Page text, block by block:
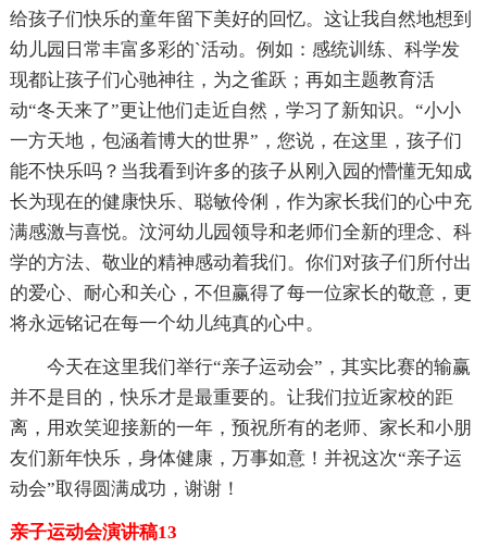
给孩子们快乐的童年留下美好的回忆。这让我自然地想到
幼儿园日常丰富多彩的`活动。例如：感统训练、科学发
现都让孩子们心驰神往，为之雀跃；再如主题教育活
动“冬天来了”更让他们走近自然，学习了新知识。“小小
一方天地，包涵着博大的世界”，您说，在这里，孩子们
能不快乐吗？当我看到许多的孩子从刚入园的懵懂无知成
长为现在的健康快乐、聪敏伶俐，作为家长我们的心中充
满感激与喜悦。汶河幼儿园领导和老师们全新的理念、科
学的方法、敬业的精神感动着我们。你们对孩子们所付出
的爱心、耐心和关心，不但赢得了每一位家长的敬意，更
将永远铭记在每一个幼儿纯真的心中。
今天在这里我们举行“亲子运动会”，其实比赛的输赢
并不是目的，快乐才是最重要的。让我们拉近家校的距
离，用欢笑迎接新的一年，预祝所有的老师、家长和小朋
友们新年快乐，身体健康，万事如意！并祝这次“亲子运
动会”取得圆满成功，谢谢！
亲子运动会演讲稿13